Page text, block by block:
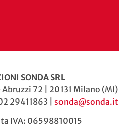
SONDA SRL
72 | 20131 Milano (MI)
29411863 | sonda@sonda.it
IVA: 06598810015